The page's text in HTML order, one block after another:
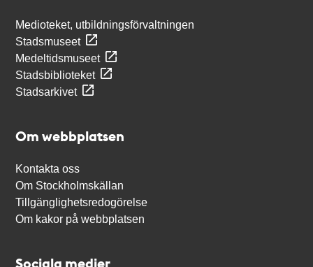
Medioteket, utbildningsförvaltningen
Stadsmuseet
Medeltidsmuseet
Stadsbiblioteket
Stadsarkivet
Om webbplatsen
Kontakta oss
Om Stockholmskällan
Tillgänglighetsredogörelse
Om kakor på webbplatsen
Sociala medier